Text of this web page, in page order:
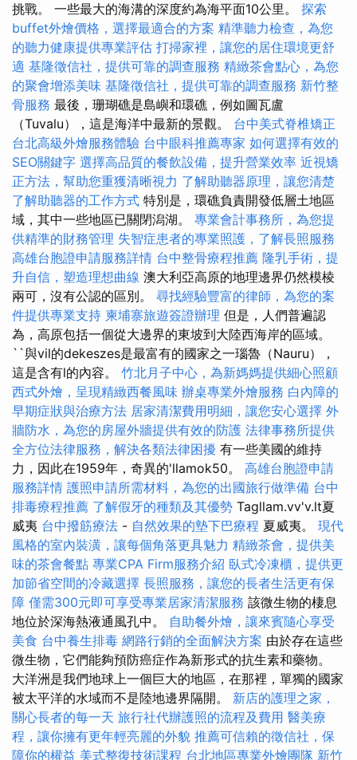
挑戰。 一些最大的海溝的深度約為海平面10公里。 探索
buffet外燴價格，選擇最適合的方案 精準聽力檢查，為您
的聽力健康提供專業評估 打掃家裡，讓您的居住環境更舒
適 基隆徵信社，提供可靠的調查服務 精緻茶會點心，為您
的聚會增添美味 基隆徵信社，提供可靠的調查服務 新竹整
骨服務 最後，珊瑚礁是島嶼和環礁，例如圖瓦盧
（Tuvalu），這是海洋中最新的景觀。 台中美式脊椎矯正
台北高級外燴服務體驗 台中眼科推薦專家 如何選擇有效的
SEO關鍵字 選擇高品質的餐飲設備，提升營業效率 近視矯
正方法，幫助您重獲清晰視力 了解助聽器原理，讓您清楚
了解助聽器的工作方式 特別是，環礁負責開發低層土地區
域，其中一些地區已關閉潟湖。 專業會計事務所，為您提
供精準的財務管理 失智症患者的專業照護，了解長照服務
高雄台胞證申請服務詳情 台中整骨療程推薦 隆乳手術，提
升自信，塑造理想曲線 澳大利亞高原的地理邊界仍然模棱
兩可，沒有公認的區別。 尋找經驗豐富的律師，為您的案
件提供專業支持 柬埔寨旅遊簽證辦理 但是，人們普遍認
為，高原包括一個從大邊界的東坡到大陸西海岸的區域。
``與vil的dekeszes是最富有的國家之一瑙魯（Nauru），
這是含有l的內容。 竹北月子中心，為新媽媽提供細心照顧
西式外燴，呈現精緻西餐風味 辦桌專業外燴服務 白內障的
早期症狀與治療方法 居家清潔費用明細，讓您安心選擇 外
牆防水，為您的房屋外牆提供有效的防護 法律事務所提供
全方位法律服務，解決各類法律困擾 有一些美國的維持
力，因此在1959年，奇異的'llamok50。 高雄台胞證申請
服務詳情 護照申請所需材料，為您的出國旅行做準備 台中
排毒療程推薦 了解假牙的種類及其優勢 Tagllam.vv'v.lt夏
威夷 台中撥筋療法 - 自然效果的墊下巴療程 夏威夷。 現代
風格的室內裝潢，讓每個角落更具魅力 精緻茶會，提供美
味的茶會餐點 專業CPA Firm服務介紹 臥式冷凍櫃，提供更
加節省空間的冷藏選擇 長照服務，讓您的長者生活更有保
障 僅需300元即可享受專業居家清潔服務 該微生物的棲息
地位於深海熱液通風孔中。 自助餐外燴，讓來賓隨心享受
美食 台中養生排毒 網路行銷的全面解決方案 由於存在這些
微生物，它們能夠預防癌症作為新形式的抗生素和藥物。
大洋洲是我們地球上一個巨大的地區，在那裡，單獨的國家
被太平洋的水域而不是陸地邊界隔開。 新店的護理之家，
關心長者的每一天 旅行社代辦護照的流程及費用 醫美療
程，讓你擁有更年輕亮麗的外貌 推薦可信賴的徵信社，保
障你的權益 美式整復技術課程 台北地區專業外燴團隊 新竹